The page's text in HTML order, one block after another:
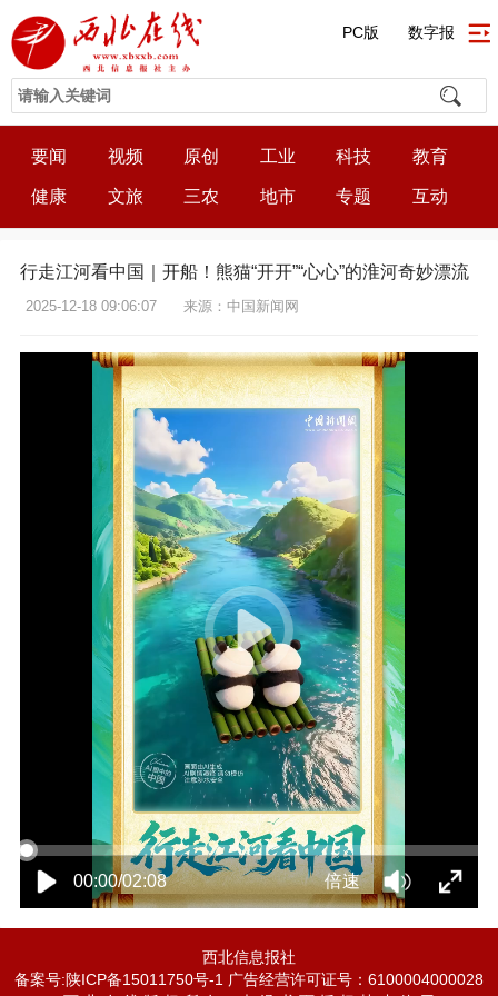
PC版 数字报
要闻 视频 原创 工业 科技 教育
健康 文旅 三农 地市 专题 互动
行走江河看中国｜开船！熊猫“开开”“心心”的淮河奇妙漂流
2025-12-18 09:06:07 来源：中国新闻网
00:00/02:08 倍速
西北信息报社
备案号:陕ICP备15011750号-1 广告经营许可证号：6100004000028